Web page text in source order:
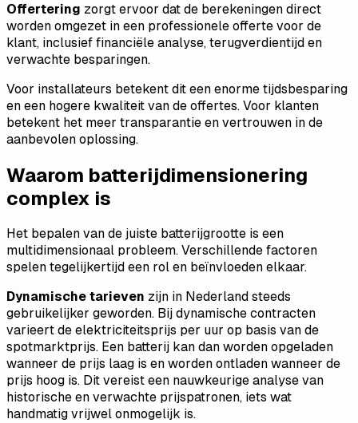
Offertering zorgt ervoor dat de berekeningen direct
worden omgezet in een professionele offerte voor de
klant, inclusief financiële analyse, terugverdientijd en
verwachte besparingen.
Voor installateurs betekent dit een enorme tijdsbesparing
en een hogere kwaliteit van de offertes. Voor klanten
betekent het meer transparantie en vertrouwen in de
aanbevolen oplossing.
Waarom batterijdimensionering
complex is
Het bepalen van de juiste batterijgrootte is een
multidimensionaal probleem. Verschillende factoren
spelen tegelijkertijd een rol en beïnvloeden elkaar.
Dynamische tarieven zijn in Nederland steeds
gebruikelijker geworden. Bij dynamische contracten
varieert de elektriciteitsprijs per uur op basis van de
spotmarktprijs. Een batterij kan dan worden opgeladen
wanneer de prijs laag is en worden ontladen wanneer de
prijs hoog is. Dit vereist een nauwkeurige analyse van
historische en verwachte prijspatronen, iets wat
handmatig vrijwel onmogelijk is.